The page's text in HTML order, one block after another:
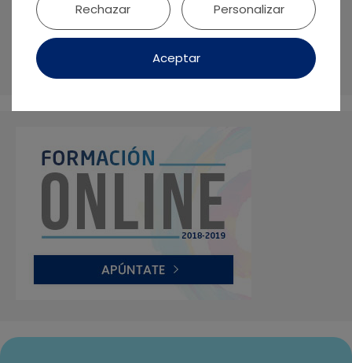
El futuro de la prótesis sobre implantes debe
ser biológico y personalizado: No tratamos
dientes, sino seres humanos
Aceptar
Rechazar Personalizar